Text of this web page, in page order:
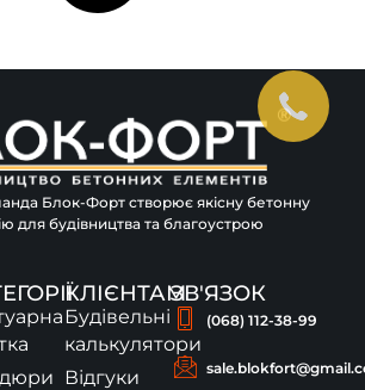
Блок-Форт створює якісну бетонну
для будівництва та благоустрою
КЛІЄНТАМ
Будівельні
калькулятори
Відгуки
ЗВ'ЯЗОК
(068) 112-38-99